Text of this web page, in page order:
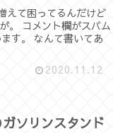
えて困ってるんだけど
。 コメント欄がスパム
す。 なんて書いてあ
2020.11.12
ソリンスタンド